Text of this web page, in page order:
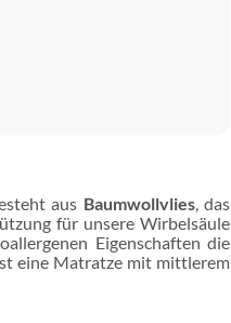
aus Baumwollvlies, das
für unsere Wirbelsäule
Eigenschaften die
eine Matratze mit mittlerem